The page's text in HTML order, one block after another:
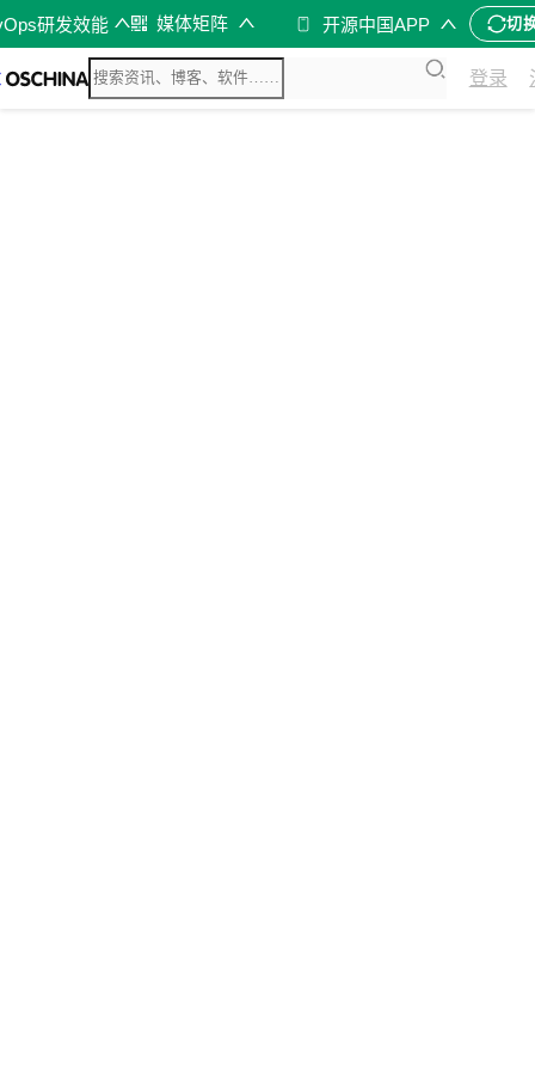
研发效能 媒体矩阵 开源中国APP 切
登录